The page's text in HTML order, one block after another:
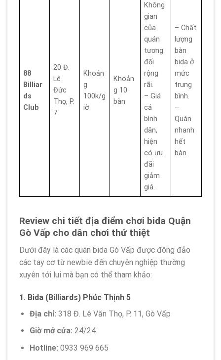
88
Billiar
ds
Club
20 Đ.
Lê
Đức
Thọ, P.
7
Khoản
g
100k/g
iờ
Khoản
g 10
bàn
Không
gian
của
quán
tương
đối
rộng
rãi.
– Giá
cả
bình
dân,
hiện
có ưu
đãi
giảm
giá.
– Chất
lượng
bàn
bida ở
mức
trung
bình.
–
Quán
nhanh
hết
bàn.
Review chi tiết địa điểm chơi bida Quận
Gò Vấp cho dân chơi thứ thiệt
Dưới đây là các quán bida Gò Vấp được đông đảo
các tay cơ từ newbie đến chuyên nghiệp thường
xuyên tới lui mà bạn có thể tham khảo:
1. Bida (Billiards) Phúc Thịnh 5
Địa chỉ: 318 Đ. Lê Văn Thọ, P. 11, Gò Vấp
Giờ mở cửa: 24/24
Hotline: 0933 969 665